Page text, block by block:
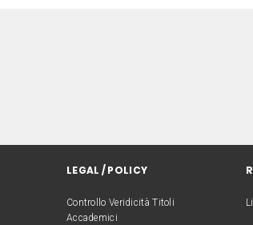
LEGAL / POLICY
Controllo Veridicità Titoli
Accademici